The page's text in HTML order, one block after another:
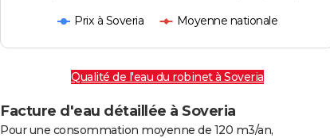
Prix à Soveria Moyenne nationale
Qualité de l'eau du robinet à Soveria
Facture d'eau détaillée à Soveria
Pour une consommation moyenne de 120 m3/an,